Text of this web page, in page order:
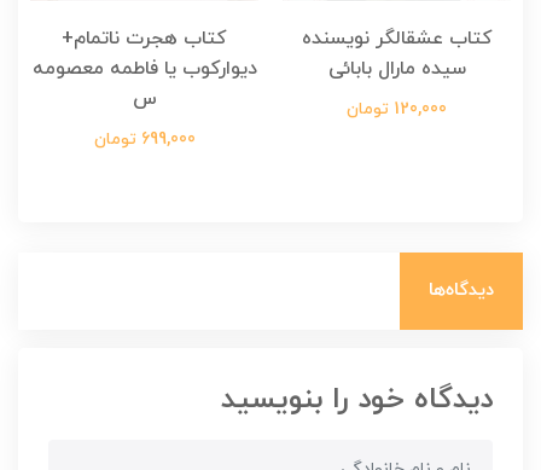
کتاب عشقالگر نویسنده
سیده مارال بابائی
120,000 تومان
کتاب هجرت ناتمام+
دیوارکوب یا فاطمه معصومه
س
699,000 تومان
دیدگاه‌ها
دیدگاه خود را بنویسید